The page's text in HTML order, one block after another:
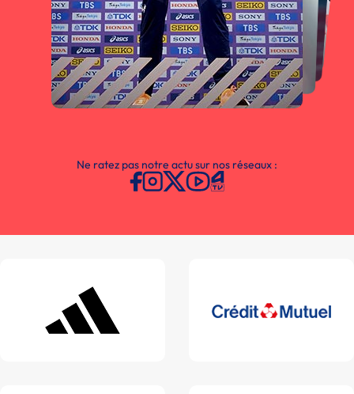
Ne ratez pas notre actu sur nos réseaux :